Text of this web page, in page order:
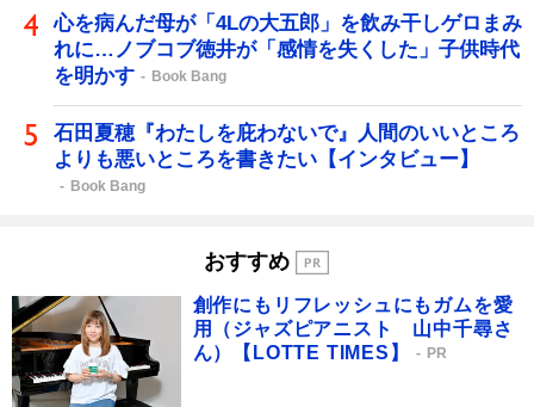
心を病んだ母が「4Lの大五郎」を飲み干しゲロまみ
れに…ノブコブ徳井が「感情を失くした」子供時代
を明かす
Book Bang
石田夏穂『わたしを庇わないで』人間のいいところ
よりも悪いところを書きたい【インタビュー】
Book Bang
おすすめ
創作にもリフレッシュにもガムを愛
用（ジャズピアニスト 山中千尋さ
ん）【LOTTE TIMES】
PR